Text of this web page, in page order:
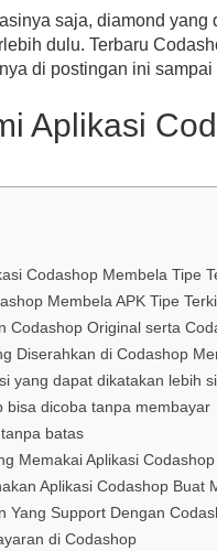
saja, diamond
dulu. Terbaru
di postingan ini sampai
Aplikasi
Codashop Membela Tipe
Membela APK Tipe
Codashop Original serta
Diserahkan di Codashop
yang dapat dikatakan lebih
bisa dicoba tanpa membayar
batas
Memakai Aplikasi
Aplikasi Codashop Buat
Yang Support Dengan
di Codashop